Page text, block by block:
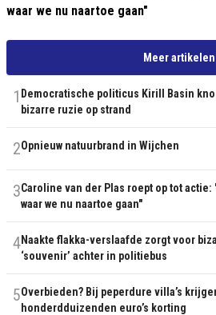
waar we nu naartoe gaan"
Meer artikelen
1 Democratische politicus Kirill Basin
bizarre ruzie op strand
2Opnieuw natuurbrand in Wijchen
3Caroline van der Plas roept op tot actie:
waar we nu naartoe gaan"
4Naakte flakka-verslaafde zorgt voor
‘souvenir’ achter in politiebus
5Overbieden? Bij peperdure villa’s
honderdduizenden euro’s korting